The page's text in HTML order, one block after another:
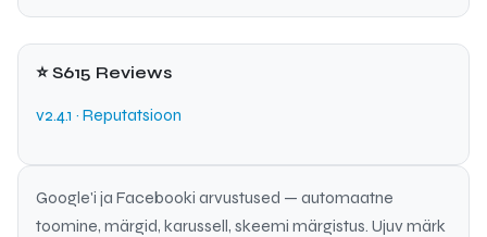
⭐ S615 Reviews
v2.4.1 · Reputatsioon
Google'i ja Facebooki arvustused — automaatne
toomine, märgid, karussell, skeemi märgistus. Ujuv märk